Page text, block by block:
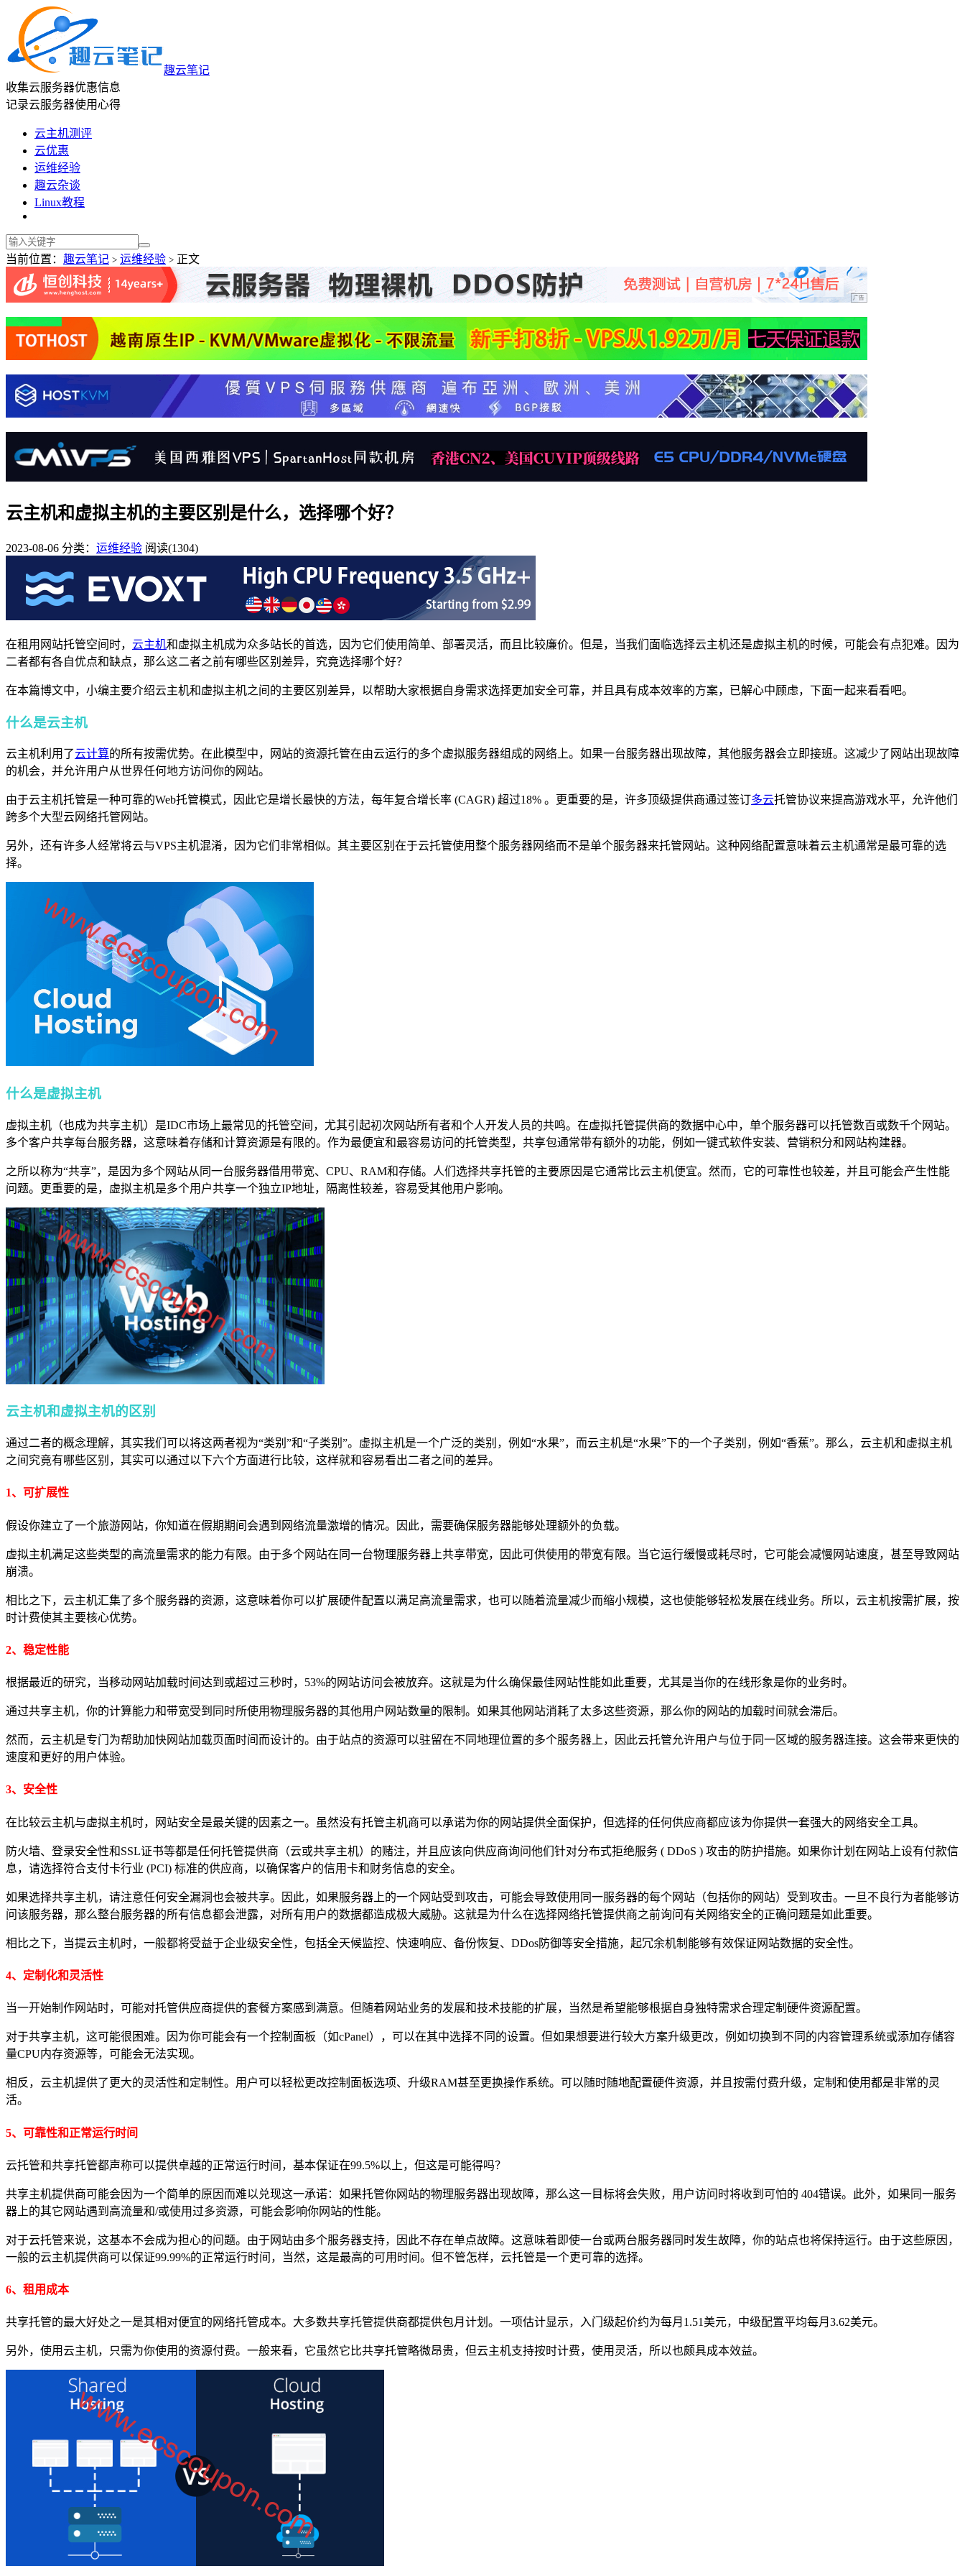
趣云笔记
收集云服务器优惠信息
记录云服务器使用心得
云主机测评
云优惠
运维经验
趣云杂谈
Linux教程
当前位置： 趣云笔记 > 运维经验 > 正文
云主机和虚拟主机的主要区别是什么，选择哪个好？
2023-08-06 分类： 运维经验 阅读(1304)
在租用网站托管空间时， 云主机和虚拟主机成为众多站长的首选，因为它们使用简单、部署灵活，而且比较廉价。但是，当我们面临选择云主机还是虚拟主机的时候，可能会有点犯难。因为
二者都有各自优点和缺点，那么这二者之前有哪些区别差异，究竟选择哪个好？
在本篇博文中，小编主要介绍云主机和虚拟主机之间的主要区别差异，以帮助大家根据自身需求选择更加安全可靠，并且具有成本效率的方案，已解心中顾虑，下面一起来看看吧。
什么是云主机
云主机利用了云计算的所有按需优势。在此模型中，网站的资源托管在由云运行的多个虚拟服务器组成的网络上。如果一台服务器出现故障，其他服务器会立即接班。这减少了网站出现故障
的机会，并允许用户从世界任何地方访问你的网站。
由于云主机托管是一种可靠的Web托管模式，因此它是增长最快的方法，每年复合增长率 (CAGR) 超过18% 。更重要的是，许多顶级提供商通过签订多云托管协议来提高游戏水平，允许他们
跨多个大型云网络托管网站。
另外，还有许多人经常将云与VPS主机混淆，因为它们非常相似。其主要区别在于云托管使用整个服务器网络而不是单个服务器来托管网站。 这种网络配置意味着云主机通常是最可靠的选
择。
什么是虚拟主机
虚拟主机（也成为共享主机）是IDC市场上最常见的托管空间，尤其引起初次网站所有者和个人开发人员的共鸣。在虚拟托管提供商的数据中心中，单个服务器可以托管数百或数千个网站。
多个客户共享每台服务器，这意味着存储和计算资源是有限的。作为最便宜和最容易访问的托管类型，共享包通常带有额外的功能，例如一键式软件安装、营销积分和网站构建器。
之所以称为“共享”，是因为多个网站从同一台服务器借用带宽、CPU、RAM和存储。人们选择共享托管的主要原因是它通常比云主机便宜。然而，它的可靠性也较差，并且可能会产生性能
问题。更重要的是，虚拟主机是多个用户共享一个独立IP地址，隔离性较差，容易受其他用户影响。
云主机和虚拟主机的区别
通过二者的概念理解，其实我们可以将这两者视为“类别”和“子类别”。虚拟主机是一个广泛的类别，例如“水果”，而云主机是“水果”下的一个子类别，例如“香蕉”。那么， 云主机和虚拟主机
之间究竟有哪些区别，其实可以通过以下六个方面进行比较，这样就和容易看出二者之间的差异。
1、可扩展性
假设你建立了一个旅游网站，你知道在假期期间会遇到网络流量激增的情况。因此，需要确保服务器能够处理额外的负载。
虚拟主机满足这些类型的高流量需求的能力有限。由于多个网站在同一台物理服务器上共享带宽，因此可供使用的带宽有限。当它运行缓慢或耗尽时，它可能会减慢网站速度，甚至导致网站
崩溃。
相比之下，云主机汇集了多个服务器的资源，这意味着你可以扩展硬件配置以满足高流量需求，也可以随着流量减少而缩小规模，这也使能够轻松发展在线业务。所以，云主机按需扩展，按
时计费使其主要核心优势。
2、稳定性能
根据最近的研究，当移动网站加载时间达到或超过三秒时，53%的网站访问会被放弃。这就是为什么确保最佳网站性能如此重要，尤其是当你的在线形象是你的业务时。
通过共享主机，你的计算能力和带宽受到同时所使用物理服务器的其他用户网站数量的限制。如果其他网站消耗了太多这些资源，那么你的网站的加载时间就会滞后。
然而，云主机是专门为帮助加快网站加载页面时间而设计的。由于站点的资源可以驻留在不同地理位置的多个服务器上，因此云托管允许用户与位于同一区域的服务器连接。这会带来更快的
速度和更好的用户体验。
3、安全性
在比较云主机与虚拟主机时，网站安全是最关键的因素之一。虽然没有托管主机商可以承诺为你的网站提供全面保护，但选择的任何供应商都应该为你提供一套强大的网络安全工具。
防火墙、登录安全性和SSL证书等都是任何托管提供商（云或共享主机）的赌注，并且应该向供应商询问他们针对分布式拒绝服务 ( DDoS ) 攻击的防护措施。如果你计划在网站上设有付款信
息，请选择符合支付卡行业 (PCI) 标准的供应商，以确保客户的信用卡和财务信息的安全。
如果选择共享主机，请注意任何安全漏洞也会被共享。因此，如果服务器上的一个网站受到攻击，可能会导致使用同一服务器的每个网站（包括你的网站）受到攻击。一旦不良行为者能够访
问该服务器，那么整台服务器的所有信息都会泄露，对所有用户的数据都造成极大威胁。这就是为什么在选择网络托管提供商之前询问有关网络安全的正确问题是如此重要。
相比之下，当提云主机时，一般都将受益于企业级安全性，包括全天候监控、快速响应、备份恢复、DDos防御等安全措施，起冗余机制能够有效保证网站数据的安全性。
4、定制化和灵活性
当一开始制作网站时，可能对托管供应商提供的套餐方案感到满意。但随着网站业务的发展和技术技能的扩展，当然是希望能够根据自身独特需求合理定制硬件资源配置。
对于共享主机，这可能很困难。因为你可能会有一个控制面板（如cPanel），可以在其中选择不同的设置。但如果想要进行较大方案升级更改，例如切换到不同的内容管理系统或添加存储容
量CPU内存资源等，可能会无法实现。
相反，云主机提供了更大的灵活性和定制性。用户可以轻松更改控制面板选项、升级RAM甚至更换操作系统。可以随时随地配置硬件资源，并且按需付费升级，定制和使用都是非常的灵
活。
5、可靠性和正常运行时间
云托管和共享托管都声称可以提供卓越的正常运行时间，基本保证在99.5%以上，但这是可能得吗？
共享主机提供商可能会因为一个简单的原因而难以兑现这一承诺：如果托管你网站的物理服务器出现故障，那么这一目标将会失败，用户访问时将收到可怕的 404错误。此外，如果同一服务
器上的其它网站遇到高流量和/或使用过多资源，可能会影响你网站的性能。
对于云托管来说，这基本不会成为担心的问题。由于网站由多个服务器支持，因此不存在单点故障。这意味着即使一台或两台服务器同时发生故障，你的站点也将保持运行。由于这些原因，
一般的云主机提供商可以保证99.99%的正常运行时间，当然，这是最高的可用时间。但不管怎样，云托管是一个更可靠的选择。
6、租用成本
共享托管的最大好处之一是其相对便宜的网络托管成本。大多数共享托管提供商都提供包月计划。一项估计显示，入门级起价约为每月1.51美元，中级配置平均每月3.62美元。
另外，使用云主机，只需为你使用的资源付费。一般来看，它虽然它比共享托管略微昂贵，但云主机支持按时计费，使用灵活，所以也颇具成本效益。